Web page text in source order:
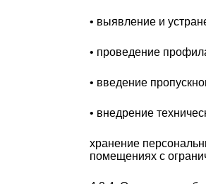
• выявление и
• проведение
• введение
• внедрение
хранение
помещениях с